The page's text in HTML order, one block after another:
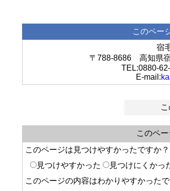
このペー
宿
〒788-8686 高知県宿
TEL:0880-
E-mail:
このペ
このページは見つけやすかったですか？
見つけやすかった
見つけにくかっ
このページの内容はわかりやすかったで